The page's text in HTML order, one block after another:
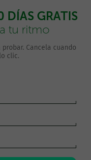
DÍAS GRATIS
tu ritmo
Cancela cuando
clic.